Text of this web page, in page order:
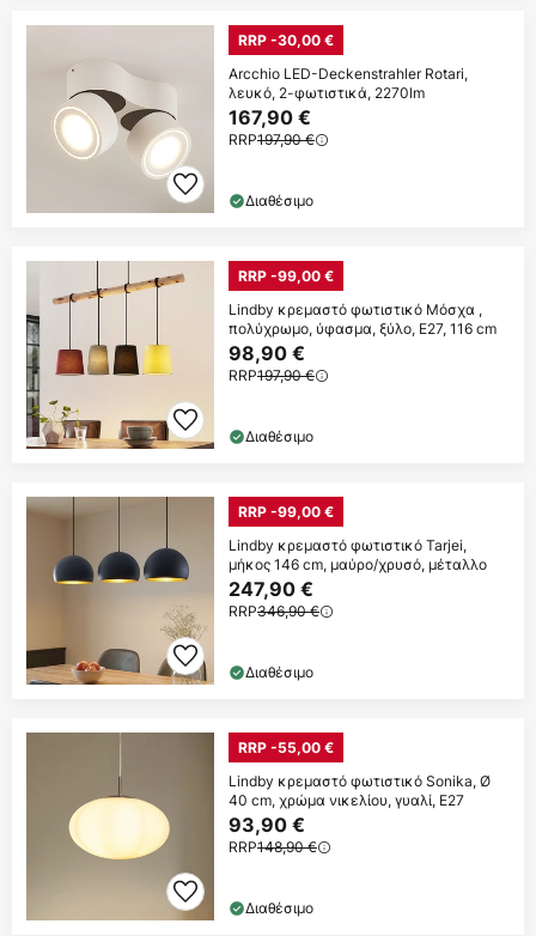
RRP -30,00 €
Arcchio LED-Deckenstrahler Rotari,
λευκό, 2-φωτιστικά, 2270lm
167,90 €
RRP197,90 €
Διαθέσιμο
RRP -99,00 €
Lindby κρεμαστό φωτιστικό Μόσχα ,
πολύχρωμο, ύφασμα, ξύλο, E27, 116 cm
98,90 €
RRP197,90 €
Διαθέσιμο
RRP -99,00 €
Lindby κρεμαστό φωτιστικό Tarjei,
μήκος 146 cm, μαύρο/χρυσό, μέταλλο
247,90 €
RRP346,90 €
Διαθέσιμο
RRP -55,00 €
Lindby κρεμαστό φωτιστικό Sonika, Ø
40 cm, χρώμα νικελίου, γυαλί, E27
93,90 €
RRP148,90 €
Διαθέσιμο